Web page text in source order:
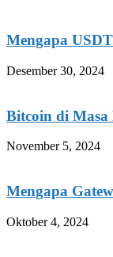
Mengapa
Desember 30, 2024
Bitcoin di Masa
November 5, 2024
Mengapa
Oktober 4, 2024